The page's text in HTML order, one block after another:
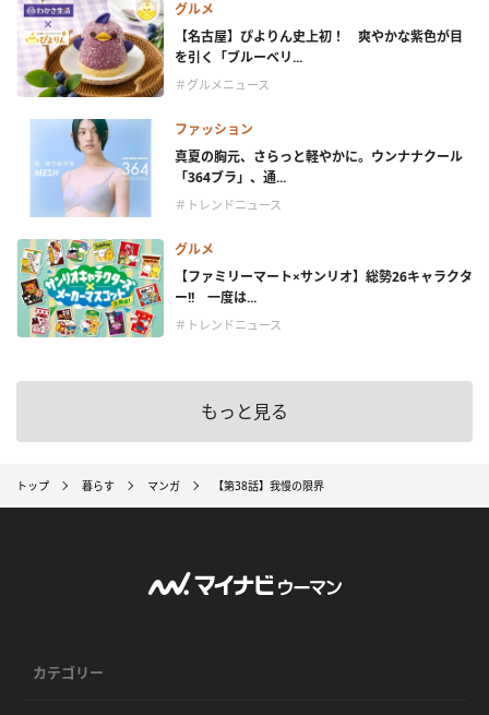
グルメ
【名古屋】ぴよりん史上初！ 爽やかな紫色が目
を引く「ブルーベリ...
＃グルメニュース
ファッション
真夏の胸元、さらっと軽やかに。ウンナナクール
「364ブラ」、通...
＃トレンドニュース
グルメ
【ファミリーマート×サンリオ】総勢26キャラクタ
ー!! 一度は...
＃トレンドニュース
もっと見る
トップ 暮らす マンガ 【第38話】我慢の限界
カテゴリー